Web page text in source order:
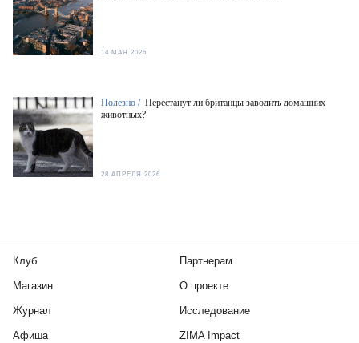
14 МАЯ 2026
Полезно / Перестанут ли британцы заводить домашних
животных?
28 АПРЕЛЯ 2026
Клуб
Магазин
Журнал
Афиша
Партнерам
О проекте
Исследование
ZIMA Impact